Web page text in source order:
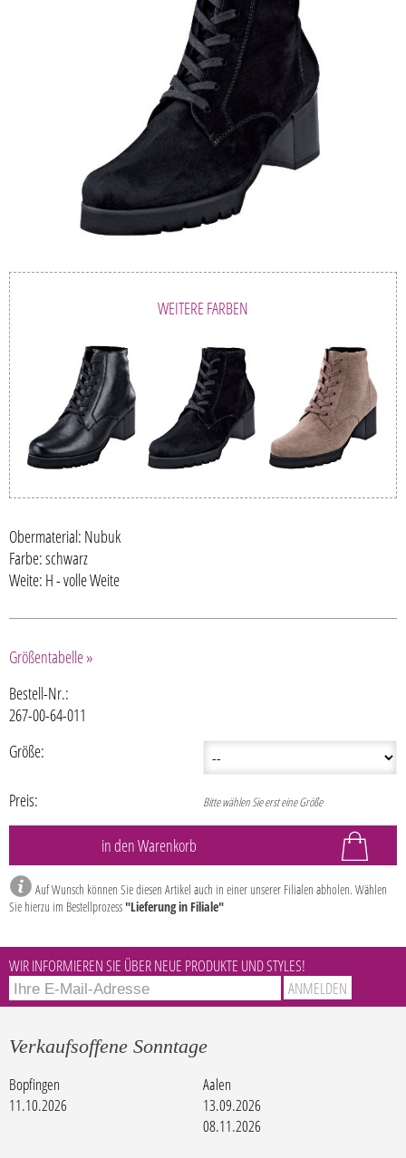
WEITERE FARBEN
Obermaterial: Nubuk
Farbe: schwarz
Weite: H - volle Weite
Größentabelle »
Bestell-Nr.:
267-00-64-011
Größe:
Preis: Bitte wählen Sie erst eine Größe
Auf Wunsch können Sie diesen Artikel auch in einer unserer Filialen abholen. Wählen
Sie hierzu im Bestellprozess"Lieferung in Filiale"
WIR INFORMIEREN SIE ÜBER NEUE PRODUKTE UND STYLES!
Verkaufsoffene Sonntage
Bopfingen
11.10.2026
Aalen
13.09.2026
08.11.2026